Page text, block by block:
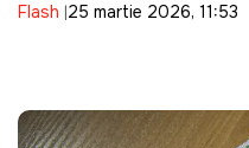
domeniul transportului
Flash 25 martie 2026, 11:53